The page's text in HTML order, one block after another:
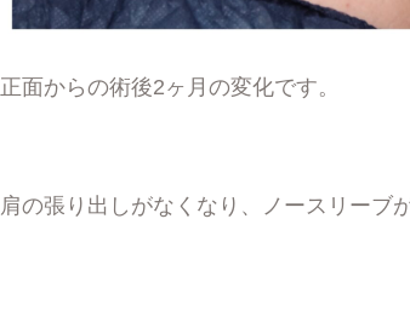
正面からの術後2ヶ月の変化です。
肩の張り出しがなくなり、ノースリーブ